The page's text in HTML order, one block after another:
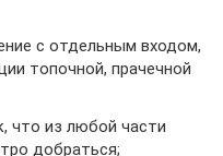
с отдельным входом,
топочной, прачечной
что из любой части
добраться;